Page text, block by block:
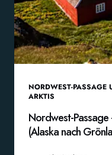
NORDWEST-PASSAGE
ARKTIS
Nordwest-
(Alaska nach